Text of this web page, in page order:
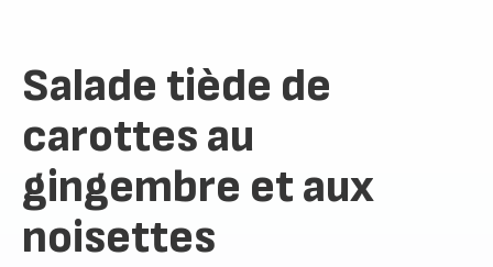
Salade tiède de
carottes au
gingembre et aux
noisettes